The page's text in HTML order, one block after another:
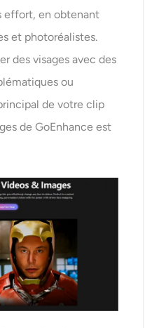
effort, en obtenant
et photoréalistes.
des visages avec des
ou
de votre clip
de GoEnhance est